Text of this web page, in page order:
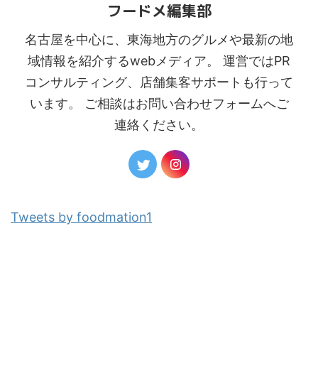
フードメ編集部
名古屋を中心に、東海地方のグルメや最新の地
域情報を紹介するwebメディア。 運営ではPR
コンサルティング、店舗集客サポートも行って
います。 ご相談はお問い合わせフォームへご
連絡ください。
Tweets by foodmation1